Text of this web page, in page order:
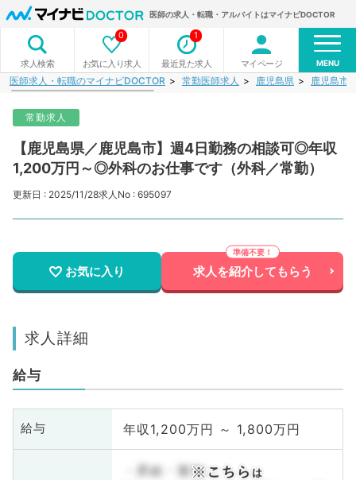
医師の求人・転職・アルバイトはマイナビDOCTOR
求人検索 お気に入り求人
0
最近見た求人
1
マイページ MENU
医師求人・転職のマイナビDOCTOR 常勤医師求人 鹿児島県 鹿児島市
常勤求人
【鹿児島県／鹿児島市】週4日勤務の相談可◎年収
1,200万円～◎外科のお仕事です（外科／常勤）
更新日 : 2025/11/28求人No : 695097
お気に入り 求人を紹介してもらう
求人詳細
給与
給与 年収1,200万円 ～ 1,800万円
・昇給・賞与